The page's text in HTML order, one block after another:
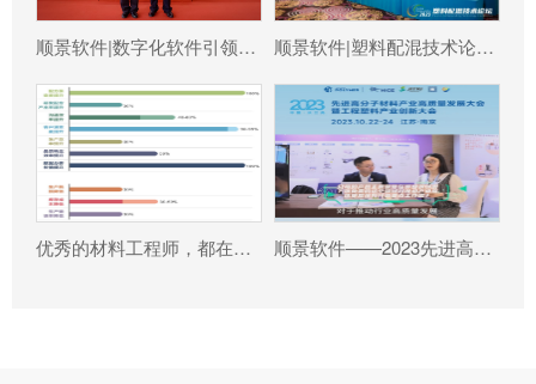
顺景软件|数字化软件引领新材料产业绿色智造新篇章 顺景软件|塑料配混技术论坛上展示数字化的力量
优秀的材料工程师，都在跟这个新朋友打交道! 顺景软件——2023先进高分子材料产业高质量发展大会暨工程塑料产业创新大会